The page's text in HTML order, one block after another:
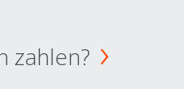
zahlen?